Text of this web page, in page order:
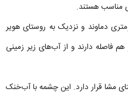
مناسب هستند.
تار و هویر: در ۳۰ کیلومتری دماوند و نزدیک به روستای هویر
دو دریاچه ۵۰۰ متر از هم فاصله دارند و از آب‌های زیر زمینی
مشا قرار دارد. این چشمه با آب‌خنک